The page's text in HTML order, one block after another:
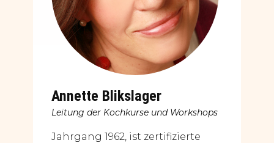
Annette Blikslager
Leitung der Kochkurse und Workshops
Jahrgang 1962, ist zertifizierte